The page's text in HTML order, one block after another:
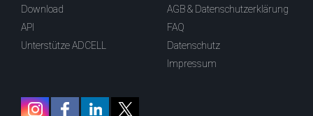
Download
API
Unterstütze ADCELL
AGB & Datenschutzerklärung
FAQ
Datenschutz
Impressum